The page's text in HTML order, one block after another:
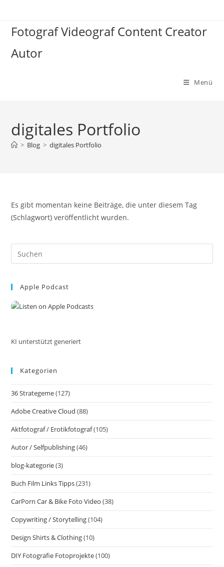
springen
Fotograf Videograf Content Creator
Autor
Menü
digitales Portfolio
> Blog > digitales Portfolio
Es gibt momentan keine Beiträge, die unter diesem Tag
(Schlagwort) veröffentlicht wurden.
Apple Podcast
KI unterstützt generiert
Kategorien
36 Strategeme(127)
Adobe Creative Cloud (88)
Aktfotograf / Erotikfotograf(105)
Autor / Selfpublishing(46)
blog-kategorie(3)
Buch Film Links Tipps(231)
CarPorn Car & Bike Foto Video (38)
Copywriting / Storytelling(104)
Design Shirts & Clothing(10)
DIY Fotografie Fotoprojekte(100)